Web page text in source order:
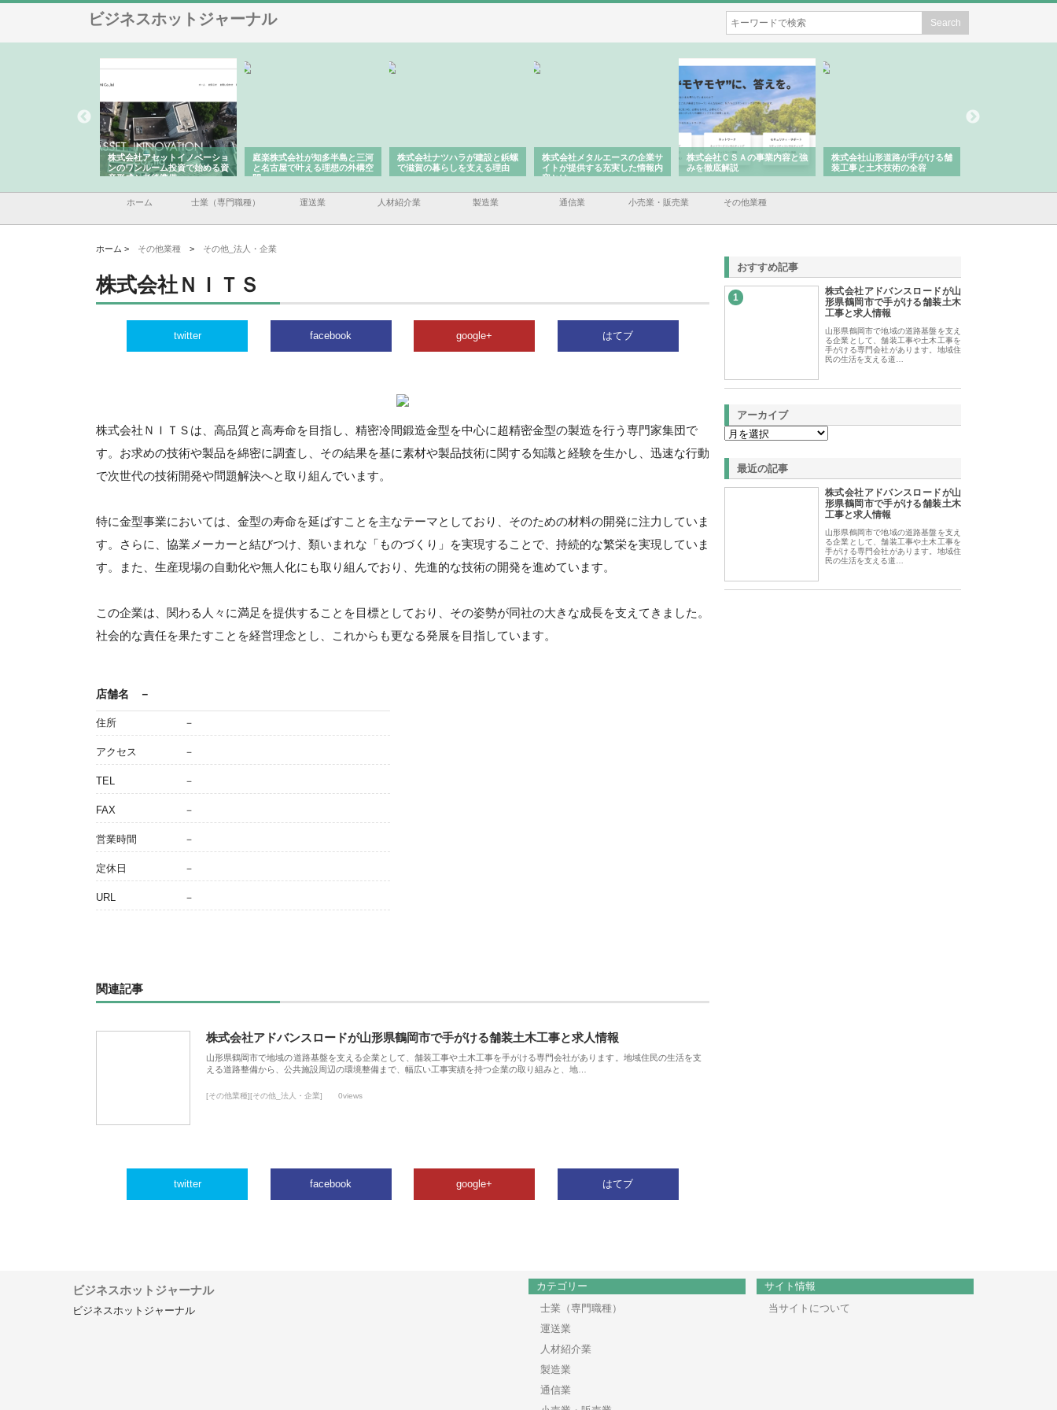
ビジネスホットジャーナル
株式会社アセットイノベーショ
ンのワンルーム投資で始める資
産形成と老後準備
庭楽株式会社が知多半島と三河
と名古屋で叶える理想の外構空
間
株式会社ナツハラが建設と鋲螺
で滋賀の暮らしを支える理由
株式会社メタルエースの企業サ
イトが提供する充実した情報内
容とは
株式会社ＣＳＡの事業内容と強
みを徹底解説
株式会社山形道路が手がける舗
装工事と土木技術の全容
ホーム 士業（専門職種） 運送業 人材紹介業 製造業 通信業 小売業・販売業 その他業種
ホーム > その他業種 > その他_法人・企業
株式会社ＮＩＴＳ
twitter facebook google+ はてブ
株式会社ＮＩＴＳは、高品質と高寿命を目指し、精密冷間鍛造金型を中心に超精密金型の製造を行う専門家集団で
す。お求めの技術や製品を綿密に調査し、その結果を基に素材や製品技術に関する知識と経験を生かし、迅速な行動
で次世代の技術開発や問題解決へと取り組んでいます。
特に金型事業においては、金型の寿命を延ばすことを主なテーマとしており、そのための材料の開発に注力していま
す。さらに、協業メーカーと結びつけ、類いまれな「ものづくり」を実現することで、持続的な繁栄を実現していま
す。また、生産現場の自動化や無人化にも取り組んでおり、先進的な技術の開発を進めています。
この企業は、関わる人々に満足を提供することを目標としており、その姿勢が同社の大きな成長を支えてきました。
社会的な責任を果たすことを経営理念とし、これからも更なる発展を目指しています。
店舗名 －
住所 －
アクセス －
TEL －
FAX －
営業時間 －
定休日 －
URL －
関連記事
株式会社アドバンスロードが山形県鶴岡市で手がける舗装土木工事と求人情報
山形県鶴岡市で地域の道路基盤を支える企業として、舗装工事や土木工事を手がける専門会社があります。地域住民の生活を支
える道路整備から、公共施設周辺の環境整備まで、幅広い工事実績を持つ企業の取り組みと、地…
[その他業種][その他_法人・企業] 0views
twitter facebook google+ はてブ
おすすめ記事
1
株式会社アドバンスロードが山
形県鶴岡市で手がける舗装土木
工事と求人情報
山形県鶴岡市で地域の道路基盤を支え
る企業として、舗装工事や土木工事を
手がける専門会社があります。地域住
民の生活を支える道…
アーカイブ
最近の記事
株式会社アドバンスロードが山
形県鶴岡市で手がける舗装土木
工事と求人情報
山形県鶴岡市で地域の道路基盤を支え
る企業として、舗装工事や土木工事を
手がける専門会社があります。地域住
民の生活を支える道…
ビジネスホットジャーナル
ビジネスホットジャーナル
カテゴリー
士業（専門職種）
運送業
人材紹介業
製造業
通信業
サイト情報
当サイトについて